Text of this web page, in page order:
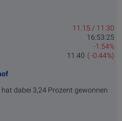
11.15 / 11.30
16:53:25
-1.54%
( -0.44%)
11.40
dabei 3,24 Prozent gewonnen